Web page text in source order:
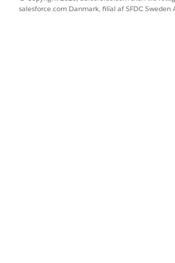
kan forblive forbundet med
salesforce.com Danmark, filial af SFDC